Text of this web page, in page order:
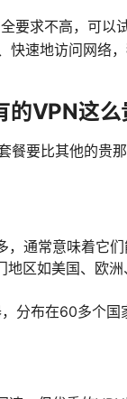
要求不高，可以
速地访问网络，
VPN这么
餐要比其他的贵
通常意味着它
地区如美国、欧
分布在60多个